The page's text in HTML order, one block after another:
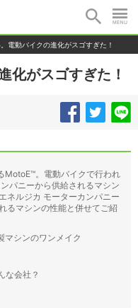
電動バイクの進化がスゴすぎた！
化がスゴすぎた！
MotoE™️。電動バイクで行われ
パニーから供給されるマシン
ネルジカ モーターカンパニー
るマシンの性能と併せてご紹
マシンのワンメイク
な会社？